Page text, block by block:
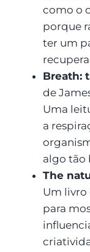
como o
porque
ter um
Breath:
de
Uma
a
algo tão
The
Um livro
para